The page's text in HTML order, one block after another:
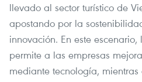
llevado al sector turístico de
apostando por la
innovación. En este
permite a las empresas
mediante tecnología,